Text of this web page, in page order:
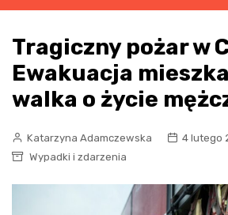
Tragiczny pożar w
Ewakuacja
walka o życie
Katarzyna Adamczewska
4 lutego
Wypadki i zdarzenia